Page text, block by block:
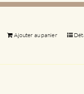
Ajouter au panier